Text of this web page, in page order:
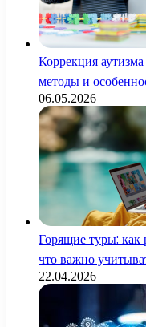
Коррекция
методы и
06.05.2026
Горящие туры:
что важно
22.04.2026